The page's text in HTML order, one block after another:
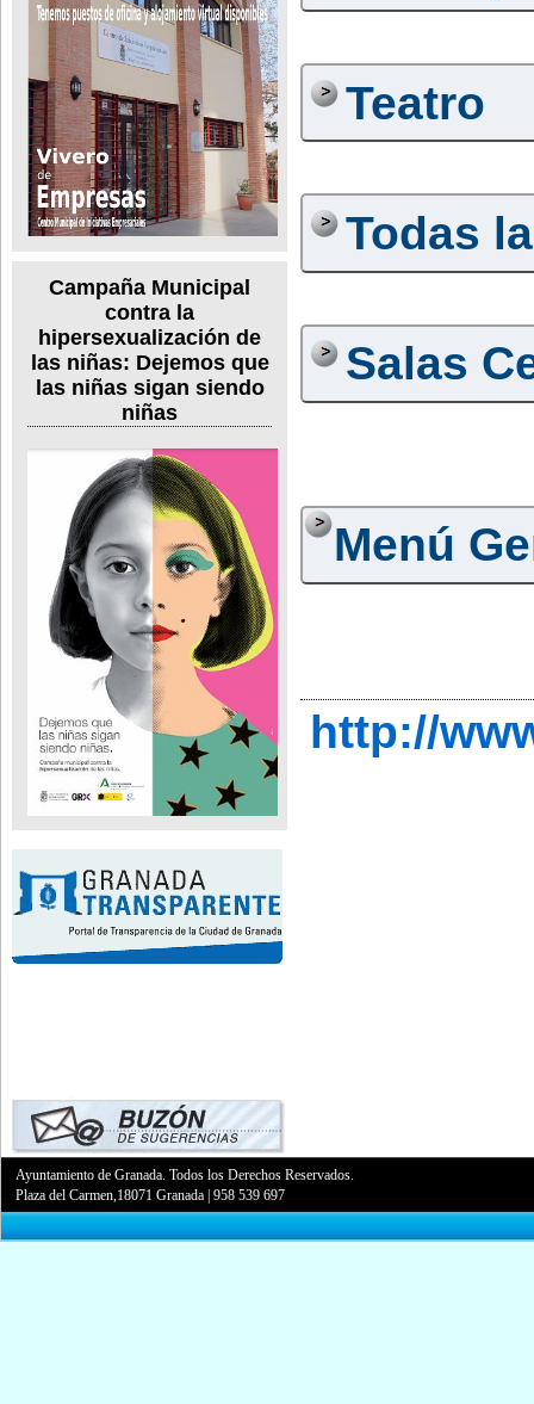
Campaña Municipal
contra la
hipersexualización de
las niñas: Dejemos que
las niñas sigan siendo
niñas
Teatro
Todas
Salas
Menú
http://
Ayuntamiento de Granada. Todos los Derechos Reservados.
Plaza del Carmen,18071 Granada |958 539 697